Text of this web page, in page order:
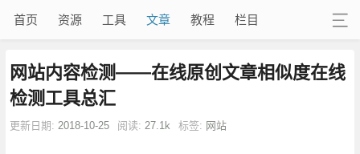
首页 资源 工具 文章 教程 栏目
网站内容检测——在线原创文章相似度在线
检测工具总汇
更新日期: 2018-10-25 阅读: 27.1k 标签: 网站